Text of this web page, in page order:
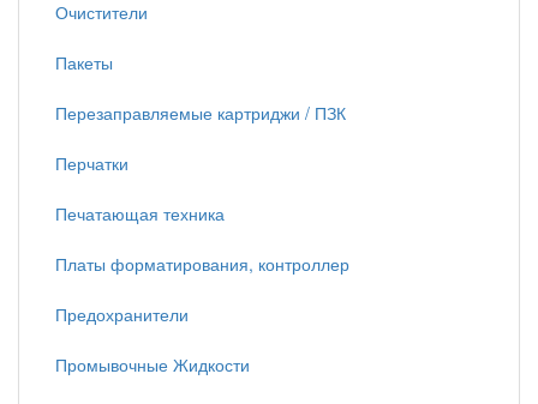
Очистители
Пакеты
Перезаправляемые картриджи / ПЗК
Перчатки
Печатающая техника
Платы форматирования, контроллер
Предохранители
Промывочные Жидкости